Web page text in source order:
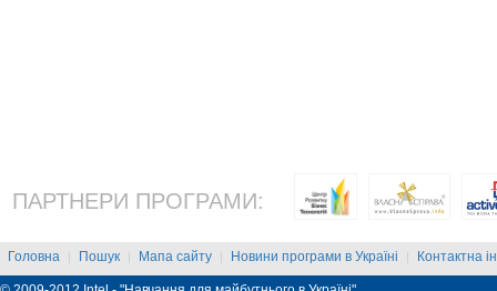
ПАРТНЕРИ ПРОГРАМИ:
Головна | Пошук | Мапа сайту | Новини програми в Україні | Контактна